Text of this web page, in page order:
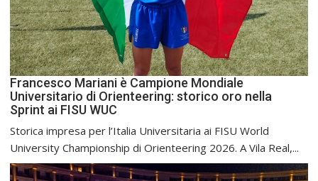
Francesco Mariani è Campione Mondiale
Universitario di Orienteering: storico oro nella
Sprint ai FISU WUC
Storica impresa per l’Italia Universitaria ai FISU World
University Championship di Orienteering 2026. A Vila Real,...